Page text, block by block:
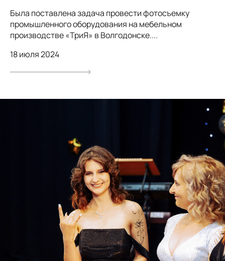
Была поставлена задача провести фотосъемку
промышленного оборудования на мебельном
производстве «ТриЯ» в Волгодонске....
18 июля 2024